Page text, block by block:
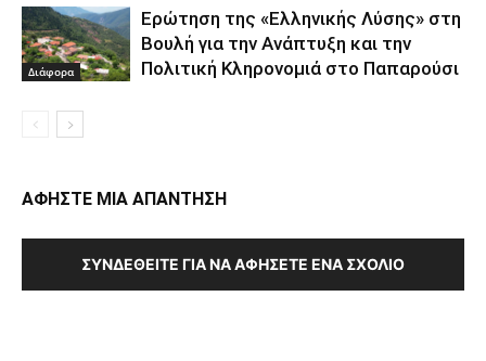
Διάφορα
Ερώτηση της «Ελληνικής Λύσης» στη
Βουλή για την Ανάπτυξη και την
Πολιτική Κληρονομιά στο Παπαρούσι
ΑΦΗΣΤΕ ΜΙΑ ΑΠΑΝΤΗΣΗ
ΣΥΝΔΕΘΕΊΤΕ ΓΙΑ ΝΑ ΑΦΉΣΕΤΕ ΈΝΑ ΣΧΌΛΙΟ